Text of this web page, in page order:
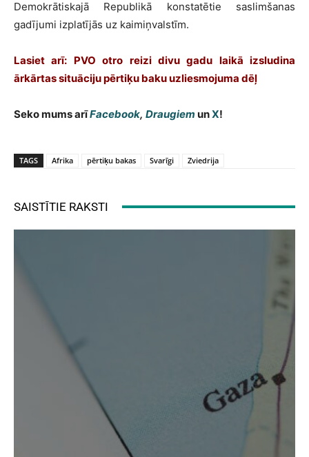
Demokrātiskajā Republikā konstatētie saslimšanas
gadījumi izplatījās uz kaimiņvalstīm.
Lasiet arī: PVO otro reizi divu gadu laikā izsludina
ārkārtas situāciju pērtiķu baku uzliesmojuma dēļ
Seko mums arīFacebook, Draugiem unX!
TAGS Afrika pērtiķu bakas Svarīgi Zviedrija
SAISTĪTIE RAKSTI